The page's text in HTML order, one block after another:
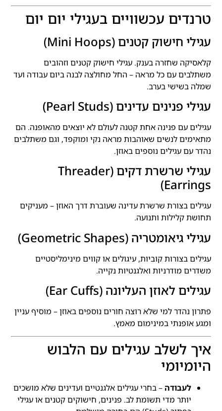
טרנדים עכשוויים בעגילי יום יום
עגילי חישוק קטנים (Mini Hoops)
קלאסיקה שחזרה בענק. עגילי חישוק קטנים וזהובים
משתלבים עם כל מראה – החל מחולצה לבנה ביום עבודה ועד
שמלה בשישי בערב.
עגילי פנינים עדינים (Pearl Studs)
עגילים עם פנינה אחת קטנה לעולם לא יוצאים מהאופנה. הם
מתאימים לנשים שאוהבות מראה נקי ומוקפד, וגם משתלבים
נהדר עם עגילים נוספים באוזן.
עגילי שרשרת דקים (Threader
Earrings)
עגילים בצורת שרשרת עדינה שעוברת דרך האוזן – מעניקים
תחושת קלילות ותנועה.
עגילי גיאומטריה (Geometric Shapes)
עגילים בצורות קוביות, עיגולים או קווים מינימליסטיים
משדרים מודרניות ואלגנטיות נקייה.
עגילים לאוזן העליונה (Ear Cuffs)
פתרון נהדר למי שלא רוצה חורים נוספים באוזן – מוסיף עניין
ומגע אופנתי במינימום מאמץ.
איך לשלב עגילים עם הלבוש
היומיומי
לעבודה – בחרי עגילים אלגנטיים ועדינים שלא מושכים
יותר מדי תשומת לב. פנינים, חישוקים קטנים או עגילי